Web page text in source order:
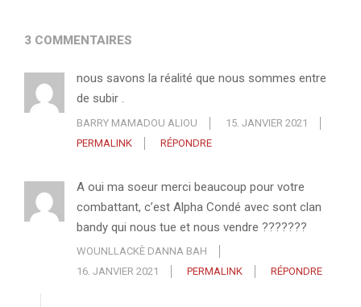
3 COMMENTAIRES
nous savons la réalité que nous sommes entre
de subir .
BARRY MAMADOU ALIOU
15. JANVIER 2021
PERMALINK
RÉPONDRE
A oui ma soeur merci beaucoup pour votre
combattant, c’est Alpha Condé avec sont clan
bandy qui nous tue et nous vendre ???????
WOUNLLACKÈ DANNA BAH
16. JANVIER 2021
PERMALINK RÉPONDRE